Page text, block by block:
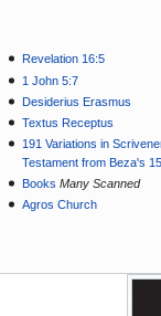
Revelation 16:5
1 John 5:7
Desiderius Erasmus
Textus Receptus
191 Variations in
Testament from Beza's
Books Many Scanned
Agros Church